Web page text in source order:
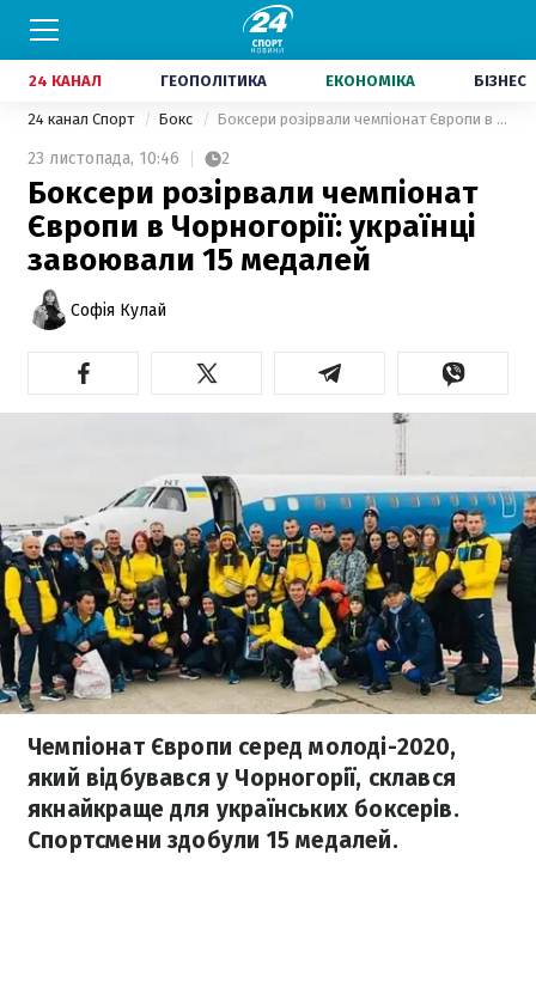
24 КАНАЛ ГЕОПОЛІТИКА ЕКОНОМІКА БІЗНЕС
24 канал Спорт Бокс Боксери розірвали чемпіонат Європи в Чорногорії: українці завоювали 15 медалей
23 листопада, 10:46 2
Боксери розірвали чемпіонат
Європи в Чорногорії: українці
завоювали 15 медалей
Софія Кулай
Чемпіонат Європи серед молоді-2020,
який відбувався у Чорногорії, склався
якнайкраще для українських боксерів.
Спортсмени здобули 15 медалей.